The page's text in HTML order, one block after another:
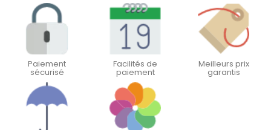
Paiement
sécurisé
Facilités de
paiement
Meilleurs prix
garantis